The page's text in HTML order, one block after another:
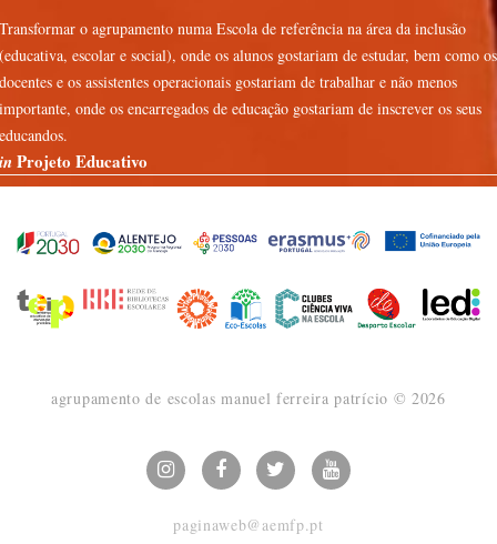
Transformar o agrupamento numa Escola de referência na área da inclusão
(educativa, escolar e social), onde os alunos gostariam de estudar, bem como os
docentes e os assistentes operacionais gostariam de trabalhar e não menos
importante, onde os encarregados de educação gostariam de inscrever os seus
educandos.
inProjeto Educativo
agrupamento de escolas manuel ferreira patrício ©2026
paginaweb@aemfp.pt